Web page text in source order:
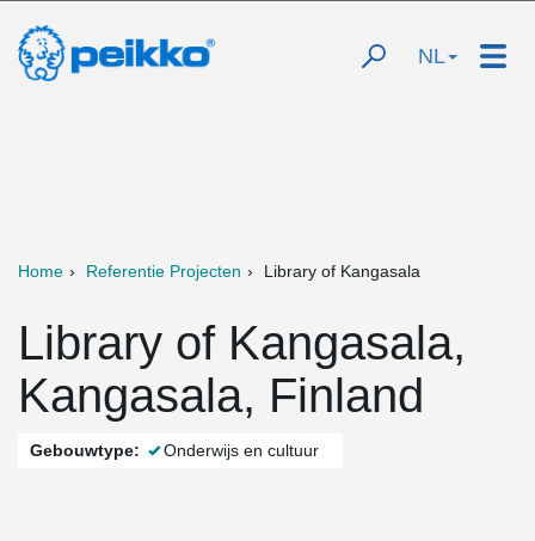
NL
Home Referentie Projecten Library of Kangasala
Library of Kangasala,
Kangasala, Finland
Gebouwtype: Onderwijs en cultuur